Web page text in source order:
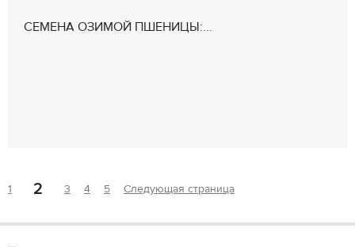
СЕМЕНА ОЗИМОЙ ПШЕНИЦЫ:...
1 2 3 4 5 Следующая страница